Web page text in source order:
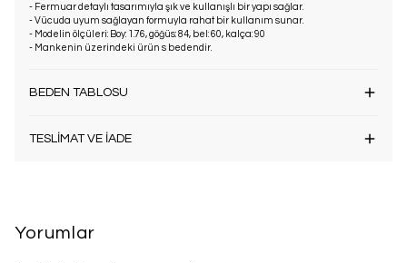
- Fermuar detaylı tasarımıyla şık ve kullanışlı bir yapı sağlar.
- Vücuda uyum sağlayan formuyla rahat bir kullanım sunar.
- Modelin ölçüleri: Boy: 1.76, göğüs: 84, bel: 60, kalça: 90
- Mankenin üzerindeki ürün s bedendir.
BEDEN TABLOSU
TESLİMAT VE İADE
Yorumlar